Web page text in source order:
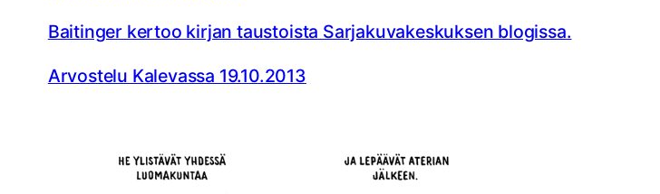
Baitinger kertoo kirjan taustoista Sarjakuvakeskuksen blogissa.
Arvostelu Kalevassa 19.10.2013